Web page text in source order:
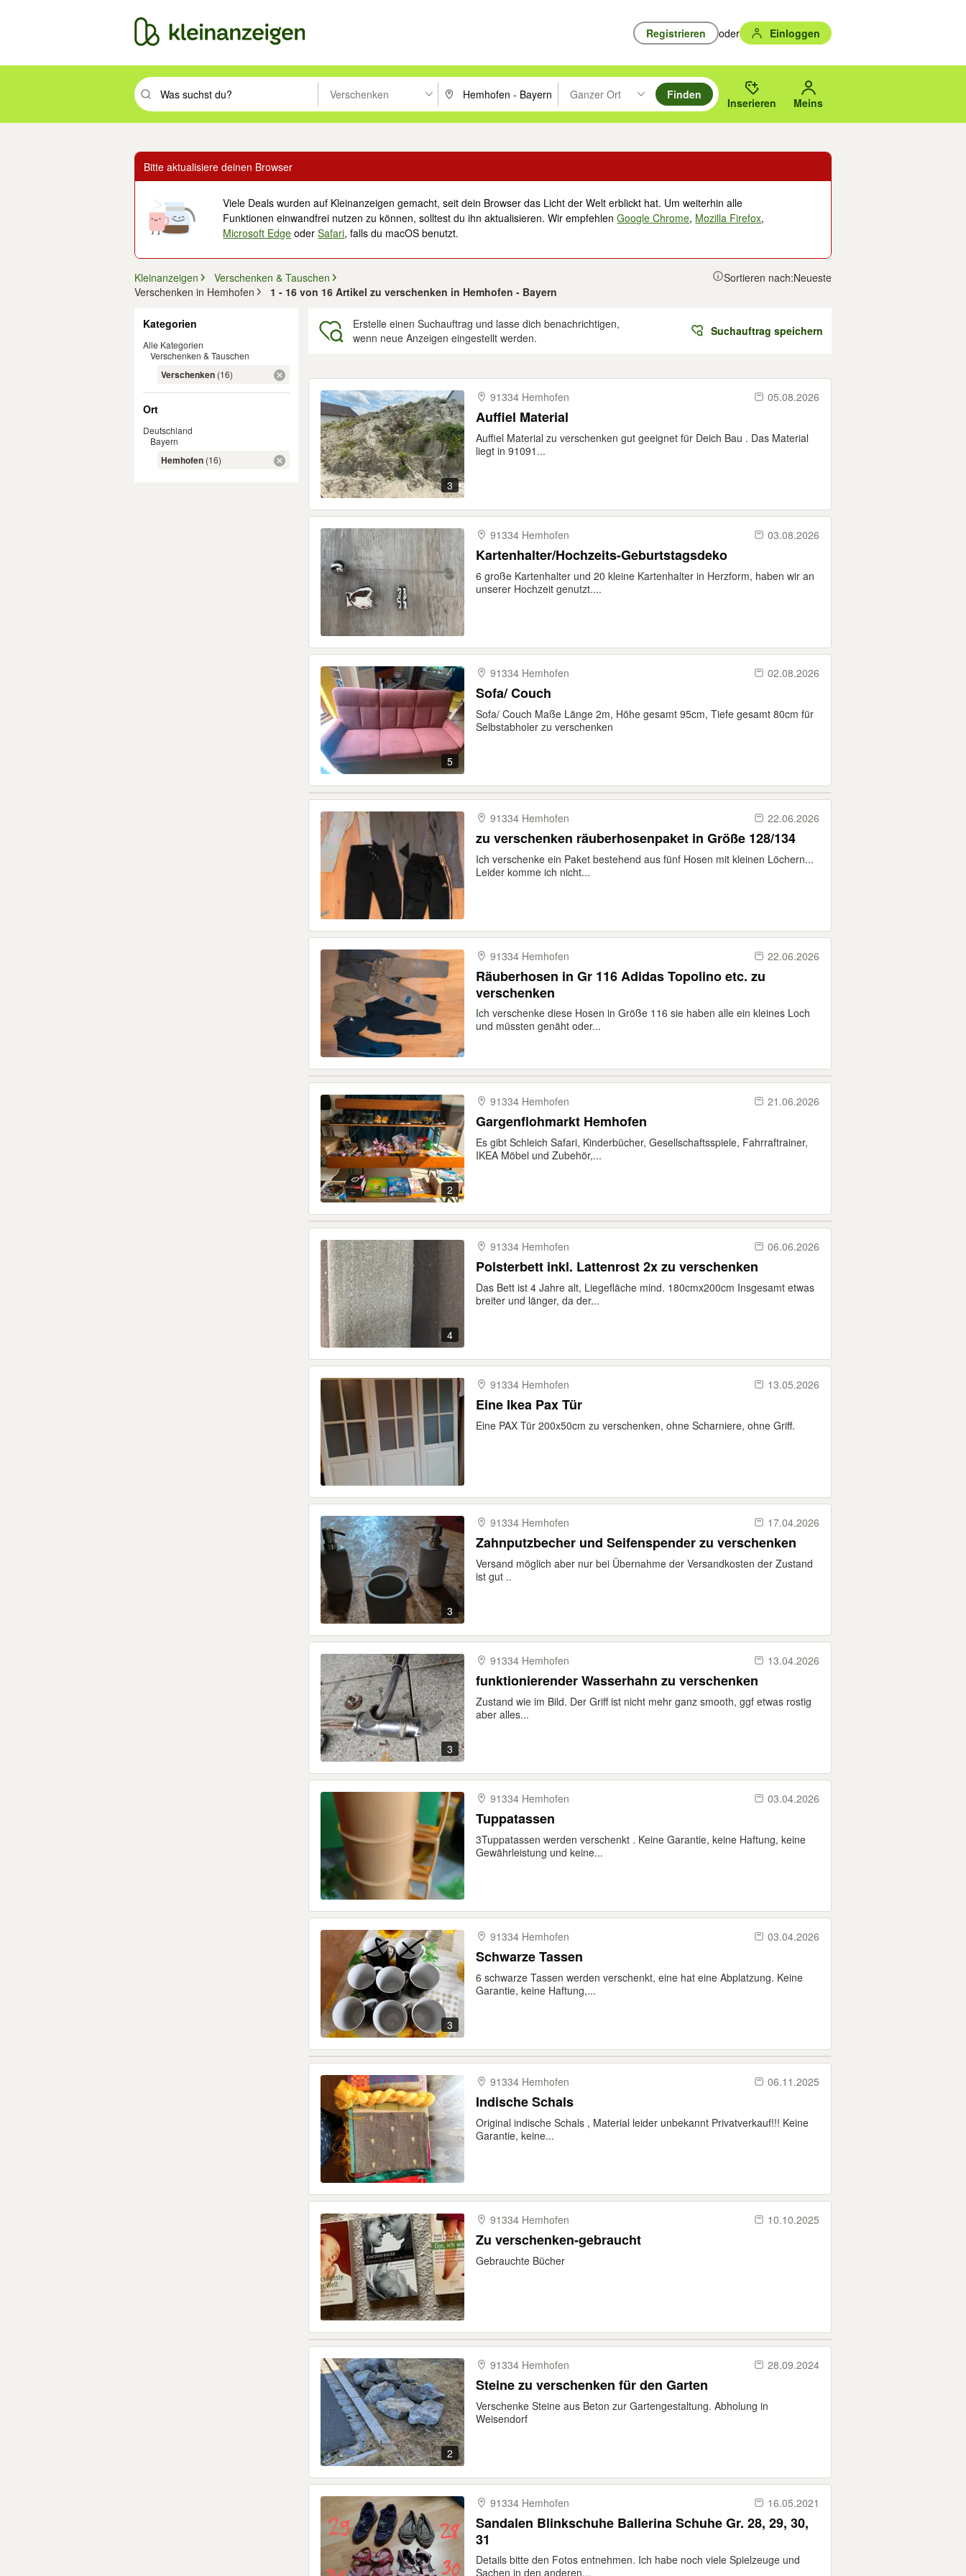
Registrieren oder Einloggen
Suchbegriff eingeben. Eingabetaste drücken um zu suchen, oder Vorschläge mit den Pfeiltasten nach oben/unten durchsuchen und mit Eingabetaste auswählen.
Verschenken PLZ oder Ort eingeben. Eingabetaste drücken um zu suchen, oder Vorschläge mit den Pfeiltasten nach oben/
Ganzer Ort
Suche im Umkreis des gewählten Orts oder PLZ.
Finden
Inserieren Meins
Bitte aktualisiere deinen Browser
Viele Deals wurden auf Kleinanzeigen gemacht, seit dein Browser das Licht der Welt erblickt hat. Um weiterhin alle
Funktionen einwandfrei nutzen zu können, solltest du ihn aktualisieren. Wir empfehlenGoogle Chrome, Mozilla Firefox,
Microsoft Edge oderSafari, falls du macOS benutzt.
Kleinanzeigen
Verschenken & Tauschen
Verschenken in Hemhofen
1 - 16 von 16 Artikel zu verschenken in Hemhofen - Bayern
Sortieren nach:Neueste
Kategorien
Alle Kategorien
Verschenken & Tauschen
Verschenken (16)
Ort
Deutschland
Bayern
Hemhofen (16)
Erstelle einen Suchauftrag und lasse dich benachrichtigen,
wenn neue Anzeigen eingestellt werden.
Suchauftrag speichern
3
91334 Hemhofen 05.08.2026
Auffiel Material
Auffiel Material zu verschenken gut geeignet für Deich Bau . Das Material
liegt in 91091...
91334 Hemhofen 03.08.2026
Kartenhalter/Hochzeits-Geburtstagsdeko
6 große Kartenhalter und 20 kleine Kartenhalter in Herzform, haben wir an
unserer Hochzeit genutzt....
5
91334 Hemhofen 02.08.2026
Sofa/ Couch
Sofa/ Couch Maße Länge 2m, Höhe gesamt 95cm, Tiefe gesamt 80cm für
Selbstabholer zu verschenken
91334 Hemhofen 22.06.2026
zu verschenken räuberhosenpaket in Größe 128/134
Ich verschenke ein Paket bestehend aus fünf Hosen mit kleinen Löchern...
Leider komme ich nicht...
91334 Hemhofen 22.06.2026
Räuberhosen in Gr 116 Adidas Topolino etc. zu
verschenken
Ich verschenke diese Hosen in Größe 116 sie haben alle ein kleines Loch
und müssten genäht oder...
2
91334 Hemhofen 21.06.2026
Gargenflohmarkt Hemhofen
Es gibt Schleich Safari, Kinderbücher, Gesellschaftsspiele, Fahrraftrainer,
IKEA Möbel und Zubehör,...
4
91334 Hemhofen 06.06.2026
Polsterbett inkl. Lattenrost 2x zu verschenken
Das Bett ist 4 Jahre alt, Liegefläche mind. 180cmx200cm Insgesamt etwas
breiter und länger, da der...
91334 Hemhofen 13.05.2026
Eine Ikea Pax Tür
Eine PAX Tür 200x50cm zu verschenken, ohne Scharniere, ohne Griff.
3
91334 Hemhofen 17.04.2026
Zahnputzbecher und Seifenspender zu verschenken
Versand möglich aber nur bei Übernahme der Versandkosten der Zustand
ist gut ..
3
91334 Hemhofen 13.04.2026
funktionierender Wasserhahn zu verschenken
Zustand wie im Bild. Der Griff ist nicht mehr ganz smooth, ggf etwas rostig
aber alles...
91334 Hemhofen 03.04.2026
Tuppatassen
3Tuppatassen werden verschenkt . Keine Garantie, keine Haftung, keine
Gewährleistung und keine...
3
91334 Hemhofen 03.04.2026
Schwarze Tassen
6 schwarze Tassen werden verschenkt, eine hat eine Abplatzung. Keine
Garantie, keine Haftung,...
91334 Hemhofen 06.11.2025
Indische Schals
Original indische Schals , Material leider unbekannt Privatverkauf!!! Keine
Garantie, keine...
91334 Hemhofen 10.10.2025
Zu verschenken-gebraucht
Gebrauchte Bücher
2
91334 Hemhofen 28.09.2024
Steine zu verschenken für den Garten
Verschenke Steine aus Beton zur Gartengestaltung. Abholung in
Weisendorf
91334 Hemhofen 16.05.2021
Sandalen Blinkschuhe Ballerina Schuhe Gr. 28, 29, 30,
31
Details bitte den Fotos entnehmen. Ich habe noch viele Spielzeuge und
Sachen in den anderen...